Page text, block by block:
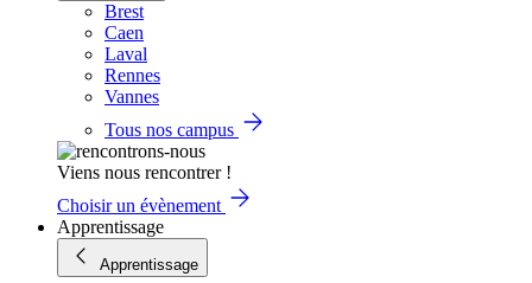
Brest
Caen
Laval
Rennes
Vannes
Tous nos campus
Viens nous rencontrer !
Choisir un évènement
Apprentissage
Apprentissage